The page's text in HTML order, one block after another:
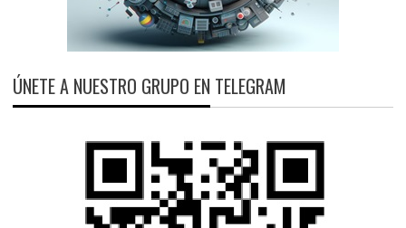
ÚNETE A NUESTRO GRUPO EN TELEGRAM